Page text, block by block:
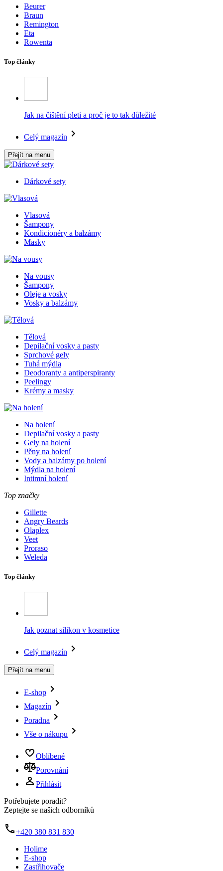
Beurer
Braun
Remington
Eta
Rowenta
Top články
Jak na čištění pleti a proč je to tak důležité
Celý magazín
Přejít na menu
Dárkové sety
Vlasová
Šampony
Kondicionéry a balzámy
Masky
Na vousy
Šampony
Oleje a vosky
Vosky a balzámy
Tělová
Depilační vosky a pasty
Sprchové gely
Tuhá mýdla
Deodoranty a antiperspiranty
Peelingy
Krémy a masky
Na holení
Depilační vosky a pasty
Gely na holení
Pěny na holení
Vody a balzámy po holení
Mýdla na holení
Intimní holení
Top značky
Gillette
Angry Beards
Olaplex
Veet
Proraso
Weleda
Top články
Jak poznat silikon v kosmetice
Celý magazín
Přejít na menu
E-shop
Magazín
Poradna
Vše o nákupu
Oblíbené
Porovnání
Přihlásit
Potřebujete poradit?
Zeptejte se našich odborníků
+420 380 831 830
Holime
E-shop
Zastřihovače